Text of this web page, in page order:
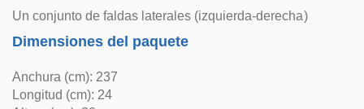
Un conjunto de faldas laterales (izquierda-derecha)
Dimensiones del paquete
Anchura (cm): 237
Longitud (cm): 24